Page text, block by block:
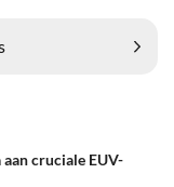
aan cruciale EUV-